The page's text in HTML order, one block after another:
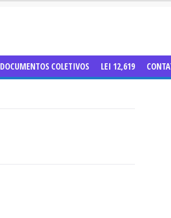
DOCUMENTOS COLETIVOS LEI 12,619